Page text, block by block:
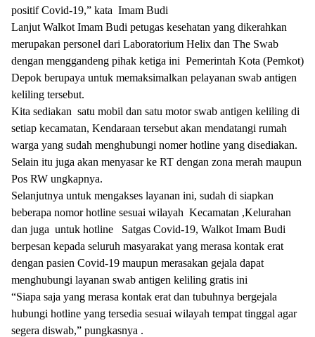
positif Covid-19,” kata Imam Budi
Lanjut Walkot Imam Budi petugas kesehatan yang dikerahkan
merupakan personel dari Laboratorium Helix dan The Swab
dengan menggandeng pihak ketiga ini Pemerintah Kota (Pemkot)
Depok berupaya untuk memaksimalkan pelayanan swab antigen
keliling tersebut.
Kita sediakan satu mobil dan satu motor swab antigen keliling di
setiap kecamatan, Kendaraan tersebut akan mendatangi rumah
warga yang sudah menghubungi nomer hotline yang disediakan.
Selain itu juga akan menyasar ke RT dengan zona merah maupun
Pos RW ungkapnya.
Selanjutnya untuk mengakses layanan ini, sudah di siapkan
beberapa nomor hotline sesuai wilayah Kecamatan ,Kelurahan
dan juga untuk hotline Satgas Covid-19, Walkot Imam Budi
berpesan kepada seluruh masyarakat yang merasa kontak erat
dengan pasien Covid-19 maupun merasakan gejala dapat
menghubungi layanan swab antigen keliling gratis ini
“Siapa saja yang merasa kontak erat dan tubuhnya bergejala
hubungi hotline yang tersedia sesuai wilayah tempat tinggal agar
segera diswab,” pungkasnya .